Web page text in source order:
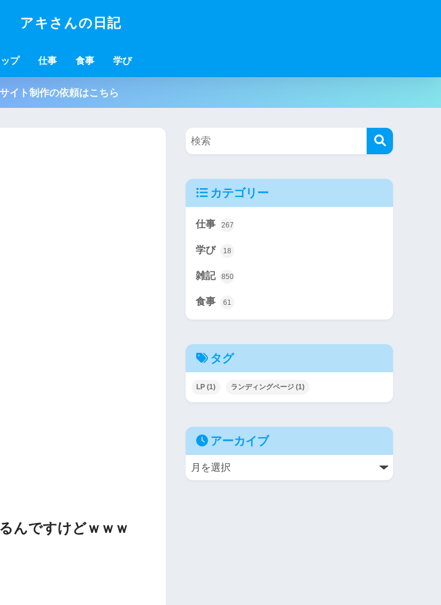
アキさんの日記
プ 仕事 食事 学び
イト制作の依頼はこちら
んですけどｗｗｗ
カテゴリー
仕事 267
学び 18
雑記 850
食事 61
タグ
LP (1) ランディングページ (1)
アーカイブ